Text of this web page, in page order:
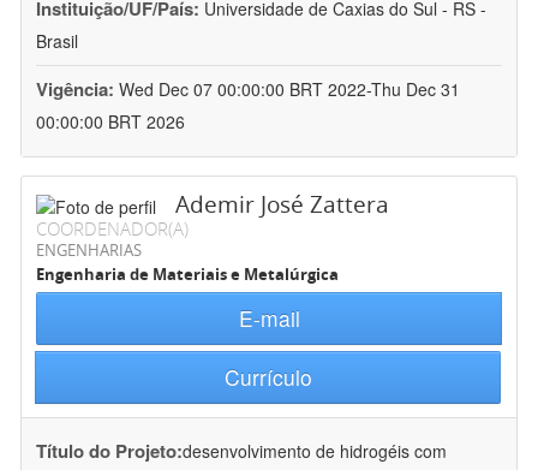
Instituição/UF/País: Universidade de Caxias do Sul - RS -
Brasil
Vigência: Wed Dec 07 00:00:00 BRT 2022-Thu Dec 31
00:00:00 BRT 2026
Ademir José Zattera
COORDENADOR(A)
ENGENHARIAS
Engenharia de Materiais e Metalúrgica
E-mail
Currículo
Título do Projeto:desenvolvimento de hidrogéis com